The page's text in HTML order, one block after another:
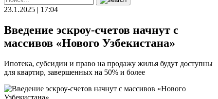
23.1.2025 | 17:04
Введение эскроу-счетов начнут с
массивов «Нового Узбекистана»
Ипотека, субсидии и право на продажу жилья будут доступны
для квартир, завершенных на 50% и более